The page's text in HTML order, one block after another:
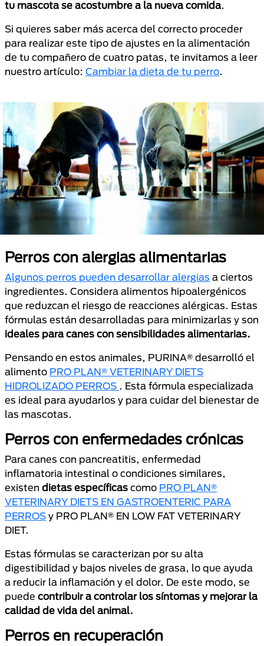
tu mascota se acostumbre a la nueva comida.
Si quieres saber más acerca del correcto proceder
para realizar este tipo de ajustes en la alimentación
de tu compañero de cuatro patas, te invitamos a leer
nuestro artículo: Cambiar la dieta de tu perro.
Perros con alergias alimentarias
Algunos perros pueden desarrollar alergias a ciertos
ingredientes. Considera alimentos hipoalergénicos
que reduzcan el riesgo de reacciones alérgicas. Estas
fórmulas están desarrolladas para minimizarlas y son
ideales para canes con sensibilidades alimentarias.
Pensando en estos animales, PURINA® desarrolló el
alimento PRO PLAN® VETERINARY DIETS
HIDROLIZADO PERROS . Esta fórmula especializada
es ideal para ayudarlos y para cuidar del bienestar de
las mascotas.
Perros con enfermedades crónicas
Para canes con pancreatitis, enfermedad
inflamatoria intestinal o condiciones similares,
existen dietas específicas como PRO PLAN®
VETERINARY DIETS EN GASTROENTERIC PARA
PERROS y PRO PLAN® EN LOW FAT VETERINARY
DIET.
Estas fórmulas se caracterizan por su alta
digestibilidad y bajos niveles de grasa, lo que ayuda
a reducir la inflamación y el dolor. De este modo, se
puede contribuir a controlar los síntomas y mejorar la
calidad de vida del animal.
Perros en recuperación